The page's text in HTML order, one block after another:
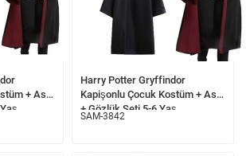
+ Asa
Harry Potter Gryffindor
Kapişonlu Çocuk Kostüm + Asa
+ Gözlük Seti 5-6 Yaş
SAM-3842